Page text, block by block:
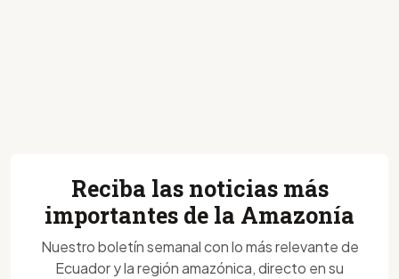
Reciba las noticias más
importantes de la Amazonía
Nuestro boletín semanal con lo más relevante de
Ecuador y la región amazónica, directo en su